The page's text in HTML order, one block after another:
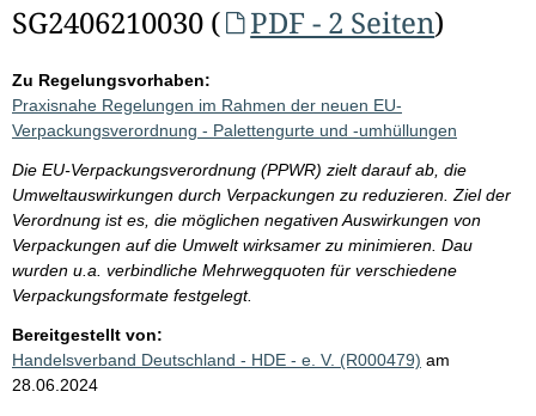
SG2406210030 (
PDF - 2 Seiten)
Zu Regelungsvorhaben:
Praxisnahe Regelungen im Rahmen der neuen EU-
Verpackungsverordnung - Palettengurte und -umhüllungen
Die EU-Verpackungsverordnung (PPWR) zielt darauf ab, die
Umweltauswirkungen durch Verpackungen zu reduzieren. Ziel der
Verordnung ist es, die möglichen negativen Auswirkungen von
Verpackungen auf die Umwelt wirksamer zu minimieren. Dau
wurden u.a. verbindliche Mehrwegquoten für verschiedene
Verpackungsformate festgelegt.
Bereitgestellt von:
Handelsverband Deutschland - HDE - e. V. (R000479) am
28.06.2024